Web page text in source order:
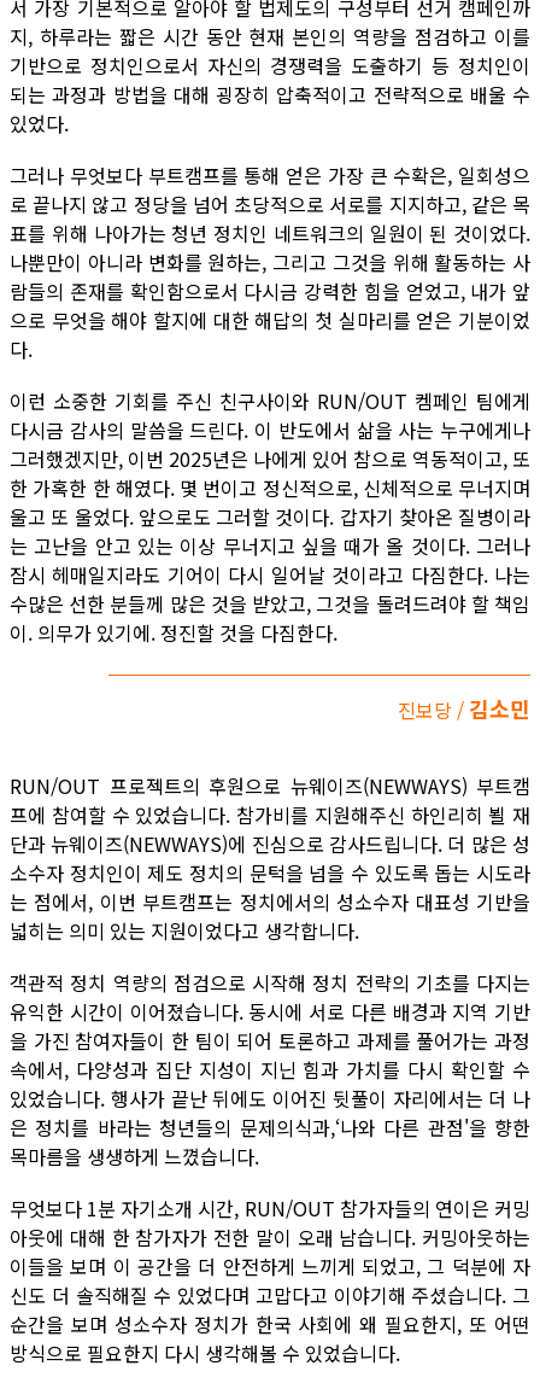
서 가장 기본적으로 알아야 할 법제도의 구성부터 선거 캠페인까
지, 하루라는 짧은 시간 동안 현재 본인의 역량을 점검하고 이를
기반으로 정치인으로서 자신의 경쟁력을 도출하기 등 정치인이
되는 과정과 방법을 대해 굉장히 압축적이고 전략적으로 배울 수
있었다.
그러나 무엇보다 부트캠프를 통해 얻은 가장 큰 수확은, 일회성으
로 끝나지 않고 정당을 넘어 초당적으로 서로를 지지하고, 같은 목
표를 위해 나아가는 청년 정치인 네트워크의 일원이 된 것이었다.
나뿐만이 아니라 변화를 원하는, 그리고 그것을 위해 활동하는 사
람들의 존재를 확인함으로서 다시금 강력한 힘을 얻었고, 내가 앞
으로 무엇을 해야 할지에 대한 해답의 첫 실마리를 얻은 기분이었
다.
이런 소중한 기회를 주신 친구사이와 RUN/OUT 켐페인 팀에게
다시금 감사의 말씀을 드린다. 이 반도에서 삶을 사는 누구에게나
그러했겠지만, 이번 2025년은 나에게 있어 참으로 역동적이고, 또
한 가혹한 한 해였다. 몇 번이고 정신적으로, 신체적으로 무너지며
울고 또 울었다. 앞으로도 그러할 것이다. 갑자기 찾아온 질병이라
는 고난을 안고 있는 이상 무너지고 싶을 때가 올 것이다. 그러나
잠시 헤매일지라도 기어이 다시 일어날 것이라고 다짐한다. 나는
수많은 선한 분들께 많은 것을 받았고, 그것을 돌려드려야 할 책임
이. 의무가 있기에. 정진할 것을 다짐한다.
진보당 / 김소민
RUN/OUT 프로젝트의 후원으로 뉴웨이즈(NEWWAYS) 부트캠
프에 참여할 수 있었습니다. 참가비를 지원해주신 하인리히 뵐 재
단과 뉴웨이즈(NEWWAYS)에 진심으로 감사드립니다. 더 많은 성
소수자 정치인이 제도 정치의 문턱을 넘을 수 있도록 돕는 시도라
는 점에서, 이번 부트캠프는 정치에서의 성소수자 대표성 기반을
넓히는 의미 있는 지원이었다고 생각합니다.
객관적 정치 역량의 점검으로 시작해 정치 전략의 기초를 다지는
유익한 시간이 이어졌습니다. 동시에 서로 다른 배경과 지역 기반
을 가진 참여자들이 한 팀이 되어 토론하고 과제를 풀어가는 과정
속에서, 다양성과 집단 지성이 지닌 힘과 가치를 다시 확인할 수
있었습니다. 행사가 끝난 뒤에도 이어진 뒷풀이 자리에서는 더 나
은 정치를 바라는 청년들의 문제의식과,‘나와 다른 관점'을 향한
목마름을 생생하게 느꼈습니다.
무엇보다 1분 자기소개 시간, RUN/OUT 참가자들의 연이은 커밍
아웃에 대해 한 참가자가 전한 말이 오래 남습니다. 커밍아웃하는
이들을 보며 이 공간을 더 안전하게 느끼게 되었고, 그 덕분에 자
신도 더 솔직해질 수 있었다며 고맙다고 이야기해 주셨습니다. 그
순간을 보며 성소수자 정치가 한국 사회에 왜 필요한지, 또 어떤
방식으로 필요한지 다시 생각해볼 수 있었습니다.